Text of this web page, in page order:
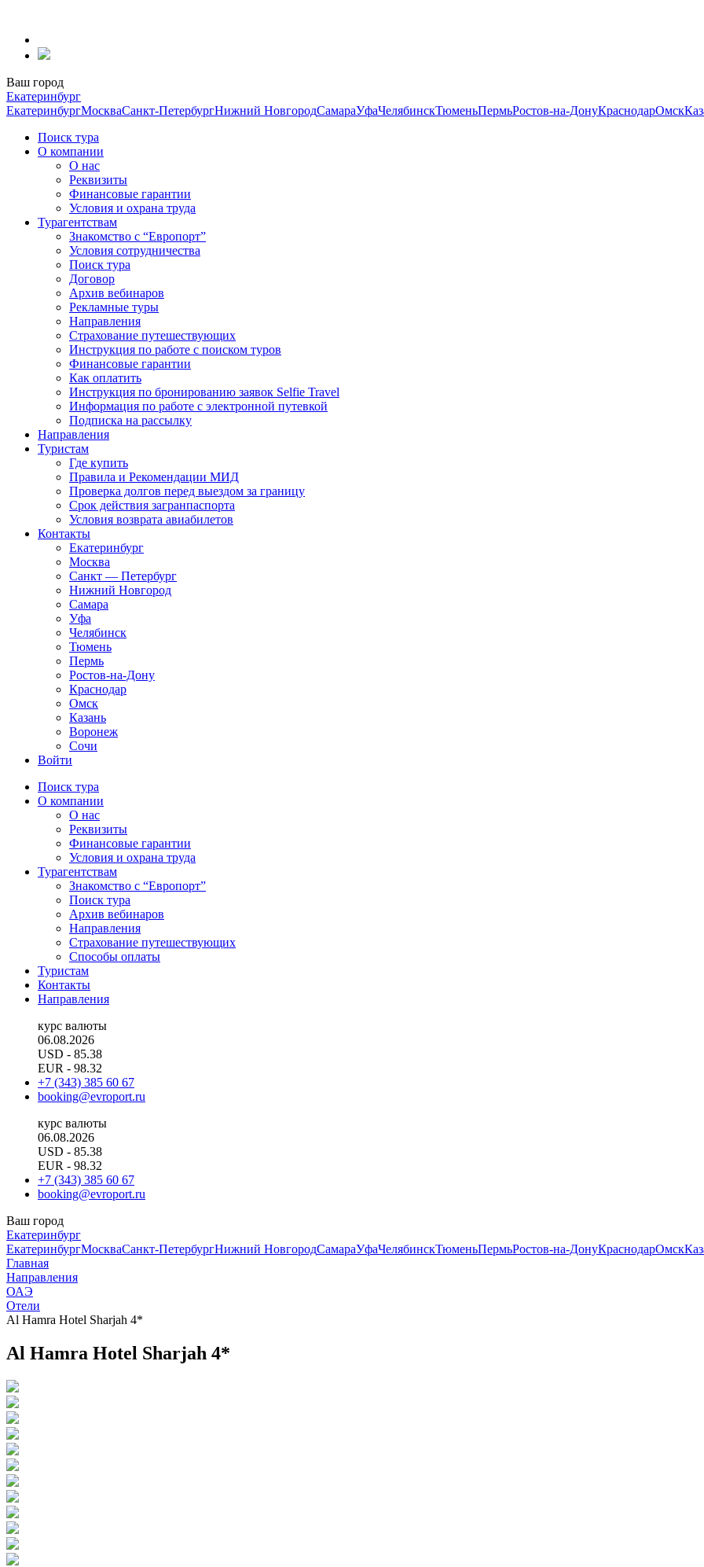
содержанию
Ваш город
Екатеринбург
ЕкатеринбургМоскваСанкт-ПетербургНижний НовгородСамараУфаЧелябинскТюменьПермьРостов-на-ДонуКраснодарОмск
Поиск тура
О компании
О нас
Реквизиты
Финансовые гарантии
Условия и охрана труда
Турагентствам
Знакомство с “Европорт”
Условия сотрудничества
Поиск тура
Договор
Архив вебинаров
Рекламные туры
Направления
Страхование путешествующих
Инструкция по работе с поиском туров
Финансовые гарантии
Как оплатить
Инструкция по бронированию заявок Selfie Travel
Информация по работе с электронной путевкой
Подписка на рассылку
Направления
Туристам
Где купить
Правила и Рекомендации МИД
Проверка долгов перед выездом за границу
Срок действия загранпаспорта
Условия возврата авиабилетов
Контакты
Екатеринбург
Москва
Санкт — Петербург
Нижний Новгород
Самара
Уфа
Челябинск
Тюмень
Пермь
Ростов-на-Дону
Краснодар
Омск
Казань
Воронеж
Сочи
Войти
Поиск тура
О компании
О нас
Реквизиты
Финансовые гарантии
Условия и охрана труда
Турагентствам
Знакомство с “Европорт”
Поиск тура
Архив вебинаров
Направления
Страхование путешествующих
Способы оплаты
Туристам
Контакты
Направления
курс валюты
06.08.2026
USD - 85.38
EUR - 98.32
+7 (343) 385 60 67
booking@evroport.ru
курс валюты
06.08.2026
USD - 85.38
EUR - 98.32
+7 (343) 385 60 67
booking@evroport.ru
Ваш город
Екатеринбург
ЕкатеринбургМоскваСанкт-ПетербургНижний НовгородСамараУфаЧелябинскТюменьПермьРостов-на-ДонуКраснодарОмск
Главная
Направления
ОАЭ
Отели
Al Hamra Hotel Sharjah 4*
Al Hamra Hotel Sharjah 4*